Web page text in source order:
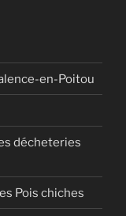
en-Poitou
décheteries
Pois chiches